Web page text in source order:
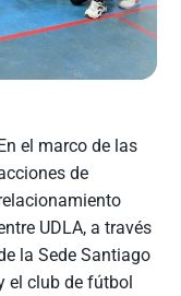
el marco de las
de
UDLA, a través
la Sede Santiago
el club de fútbol